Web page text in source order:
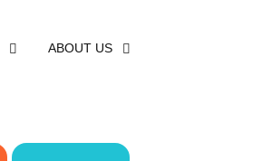
ABOUT US